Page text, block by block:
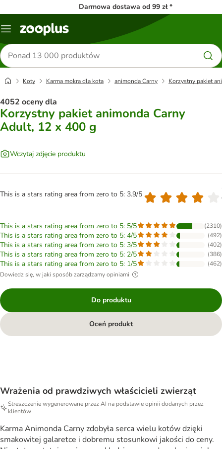
Darmowa dostawa od 99 zł *
Menu
Szukaj
produktów
Koty Karma mokra dla kota animonda Carny Korzystny pakiet
4052 oceny dla
Korzystny pakiet animonda Carny
Adult, 12 x 400 g
Wczytaj zdjęcie produktu
This is a stars rating area from zero to 5: 3.9/5
This is a stars rating area from zero to 5: 5/5 (2310)
This is a stars rating area from zero to 5: 4/5 (492)
This is a stars rating area from zero to 5: 3/5 (402)
This is a stars rating area from zero to 5: 2/5 (386)
This is a stars rating area from zero to 5: 1/5 (462)
Dowiedz się, w jaki sposób zarządzamy opiniami
Do produktu
Oceń produkt
Wrażenia od prawdziwych właścicieli zwierząt
Streszczenie wygenerowane przez AI na podstawie opinii dodanych przez
klientów
Karma Animonda Carny zdobyła serca wielu kotów dzięki
smakowitej galaretce i dobremu stosunkowi jakości do ceny.